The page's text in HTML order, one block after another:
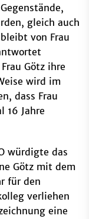
gleich auch
von Frau
Götz ihre
wird im
dass Frau
16 Jahre
würdigte das
Götz mit dem
für den
verliehen
eine